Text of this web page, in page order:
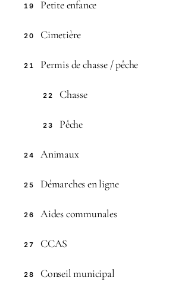
19 Petite enfance
20 Cimetière
21 Permis de chasse / pêche
22 Chasse
23 Pêche
24 Animaux
25 Démarches en ligne
26 Aides communales
27 CCAS
28 Conseil municipal